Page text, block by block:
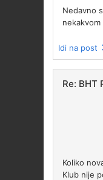
Nedavno
Idi na post
Re: BHT
Koliko
Klub nije